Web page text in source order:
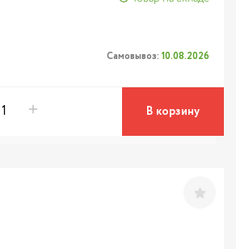
Самовывоз: 10.08.2026
В корзину